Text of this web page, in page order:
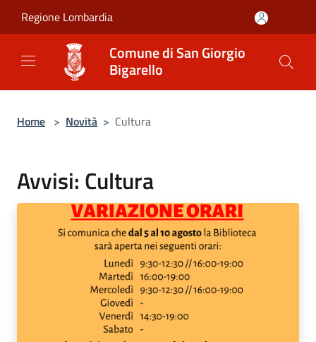
Regione Lombardia
Comune di San Giorgio
Bigarello
Home > Novità > Cultura
Avvisi: Cultura